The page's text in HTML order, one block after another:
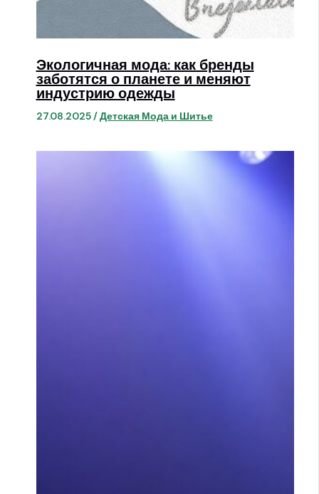
Экологичная мода: как бренды
заботятся о планете и меняют
индустрию одежды
27.08.2025/Детская Мода и Шитье